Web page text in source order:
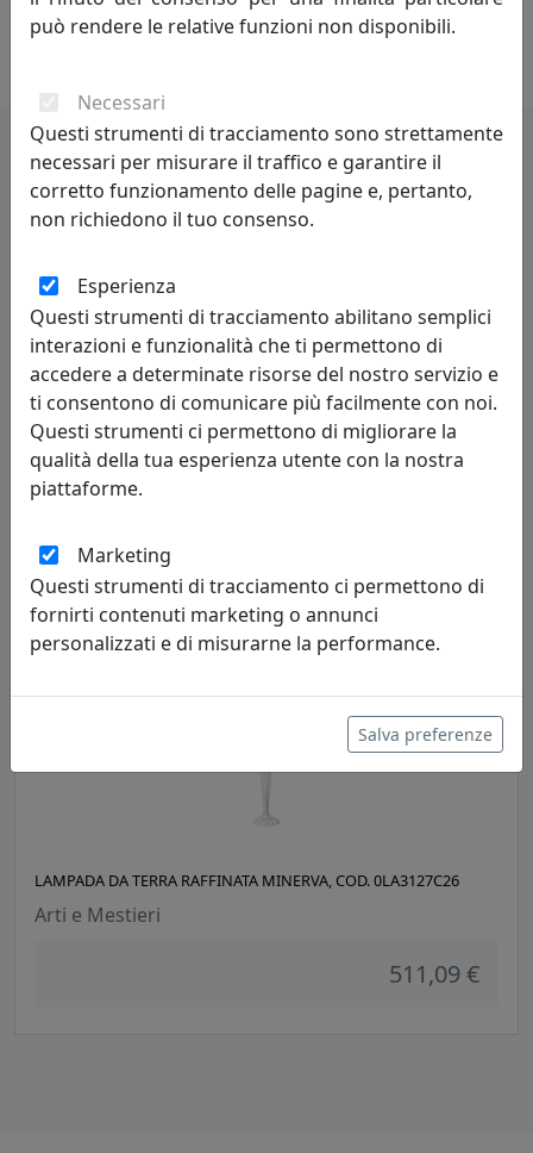
progettazione di ogni pezzo, aggiungendo una visione
personale e raffinata a ogni collezione.
Potrebbero interessarti
LAMPADA DA TERRA RAFFINATA MINERVA, COD. 0LA3127C18
Arti e Mestieri
LAMPADA DA TERRA RAFFINATA MINERVA, COD. 0LA3127C26
Arti e Mestieri
511,09 €
può rendere le relative funzioni non disponibili.
Necessari
Questi strumenti di tracciamento sono strettamente
necessari per misurare il traffico e garantire il
corretto funzionamento delle pagine e, pertanto,
non richiedono il tuo consenso.
Esperienza
Questi strumenti di tracciamento abilitano semplici
interazioni e funzionalità che ti permettono di
accedere a determinate risorse del nostro servizio e
ti consentono di comunicare più facilmente con noi.
Questi strumenti ci permettono di migliorare la
qualità della tua esperienza utente con la nostra
piattaforme.
Marketing
Questi strumenti di tracciamento ci permettono di
fornirti contenuti marketing o annunci
personalizzati e di misurarne la performance.
Salva preferenze